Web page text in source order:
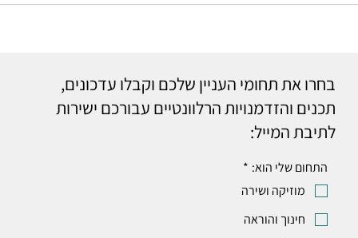
בחרו את תחומי העניין שלכם וקבלו עדכונים,
תכנים והזדמנויות הרלוונטיים עבורכם ישירות
לתיבת המייל:
התחום שלי הוא: *
מוזיקה ושירה
חינוך והוראה